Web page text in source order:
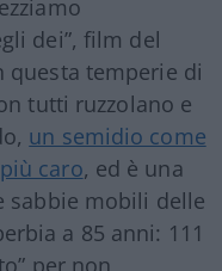
dei”, film del
questa temperie di
tutti ruzzolano e
un semidio come
caro, ed è una
sabbie mobili delle
a 85 anni: 111
per non